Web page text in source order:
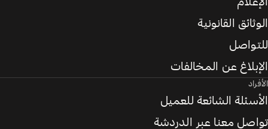
الوثائق القانونية
للتواصل
الإبلاغ عن المخالفات
الأفراد
الأسئلة الشائعة للعميل
تواصل معنا عبر الدردشة